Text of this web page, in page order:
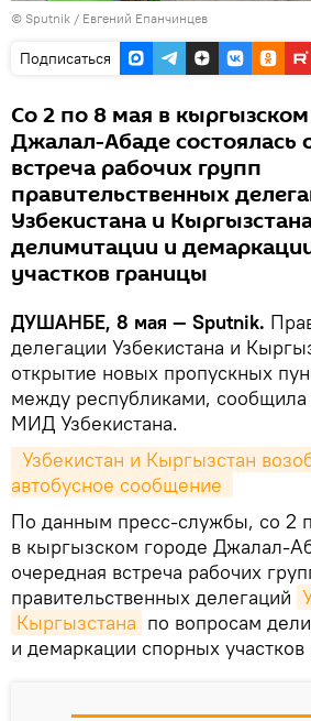
© Sputnik / Евгений Епанчинцев
Подписаться
Со 2 по 8 мая в
Джалал-Абаде состоялась
встреча рабочих групп
правительственных
Узбекистана и
делимитации и
участков границы
ДУШАНБЕ, 8 мая — Sputnik.
делегации Узбекистана и
открытие новых пропускных
между республиками,
МИД Узбекистана.
автобусное сообщение
По данным пресс-службы, со 2
в кыргызском городе Джалал-
очередная встреча рабочих
правительственных делегаций
Кыргызстана по вопросам
и демаркации спорных